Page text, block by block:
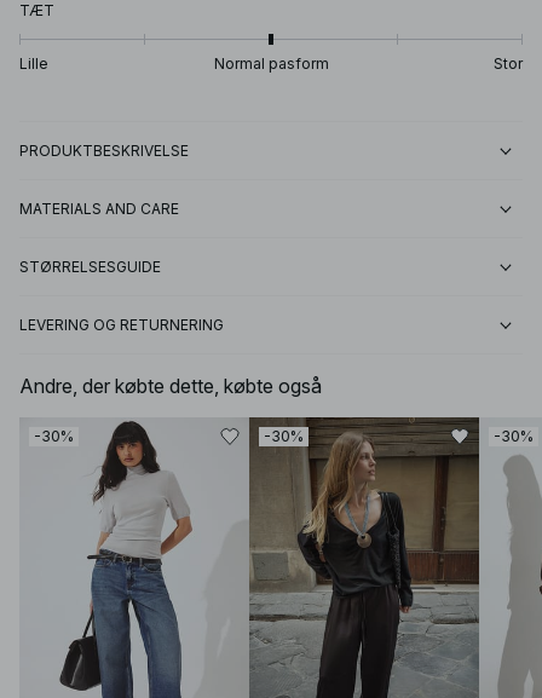
TÆT
Lille Normal pasform Stor
PRODUKTBESKRIVELSE
MATERIALS AND CARE
STØRRELSESGUIDE
LEVERING OG RETURNERING
Andre, der købte dette, købte også
-30% -30% -30%